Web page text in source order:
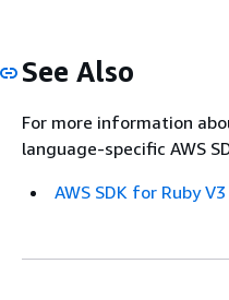
See Also
For more information
language-specific AWS
AWS SDK for Ruby V3